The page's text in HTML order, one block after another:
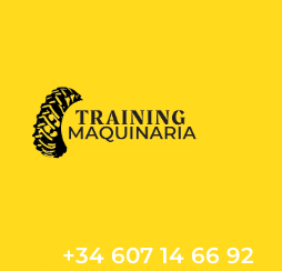
+34 607 14 66 92